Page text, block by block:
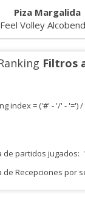
Piza Margalida
Volley
Filtros
index = ('#' - '/' - '=')
de partidos jugados:
de Recepciones por